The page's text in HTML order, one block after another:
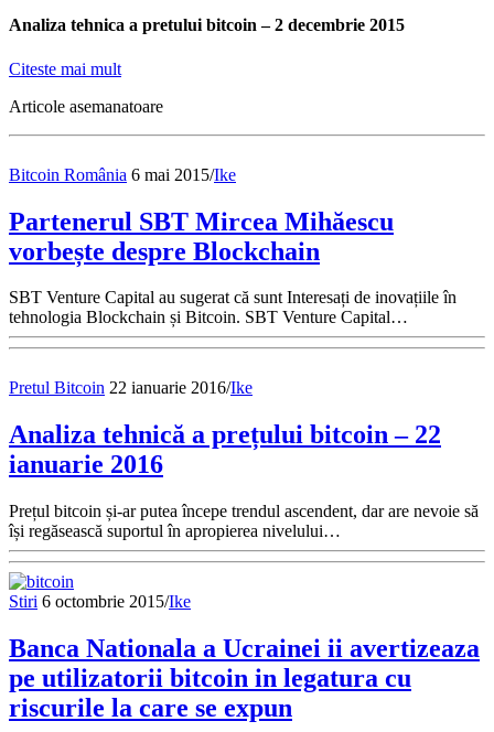
Analiza tehnica a pretului bitcoin – 2 decembrie 2015
Citeste mai mult
Articole asemanatoare
Bitcoin România 6 mai 2015/Ike
Partenerul SBT Mircea Mihăescu
vorbește despre Blockchain
SBT Venture Capital au sugerat că sunt Interesați de inovațiile în
tehnologia Blockchain și Bitcoin. SBT Venture Capital…
Pretul Bitcoin 22 ianuarie 2016/Ike
Analiza tehnică a prețului bitcoin – 22
ianuarie 2016
Prețul bitcoin și-ar putea începe trendul ascendent, dar are nevoie să
își regăsească suportul în apropierea nivelului…
Stiri 6 octombrie 2015/Ike
Banca Nationala a Ucrainei ii avertizeaza
pe utilizatorii bitcoin in legatura cu
riscurile la care se expun